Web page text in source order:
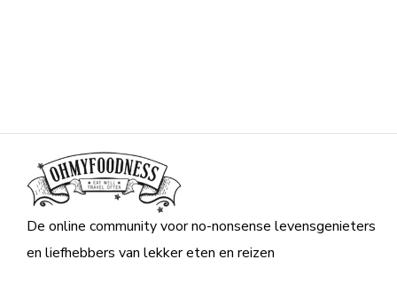
De online community voor no-nonsense levensgenieters
en liefhebbers van lekker eten en reizen